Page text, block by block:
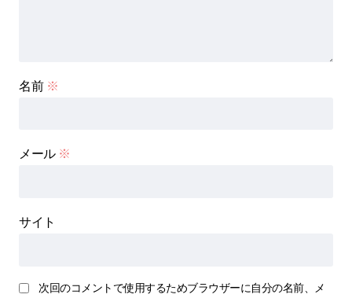
名前 ※
メール ※
サイト
次回のコメントで使用するためブラウザーに自分の名前、メ